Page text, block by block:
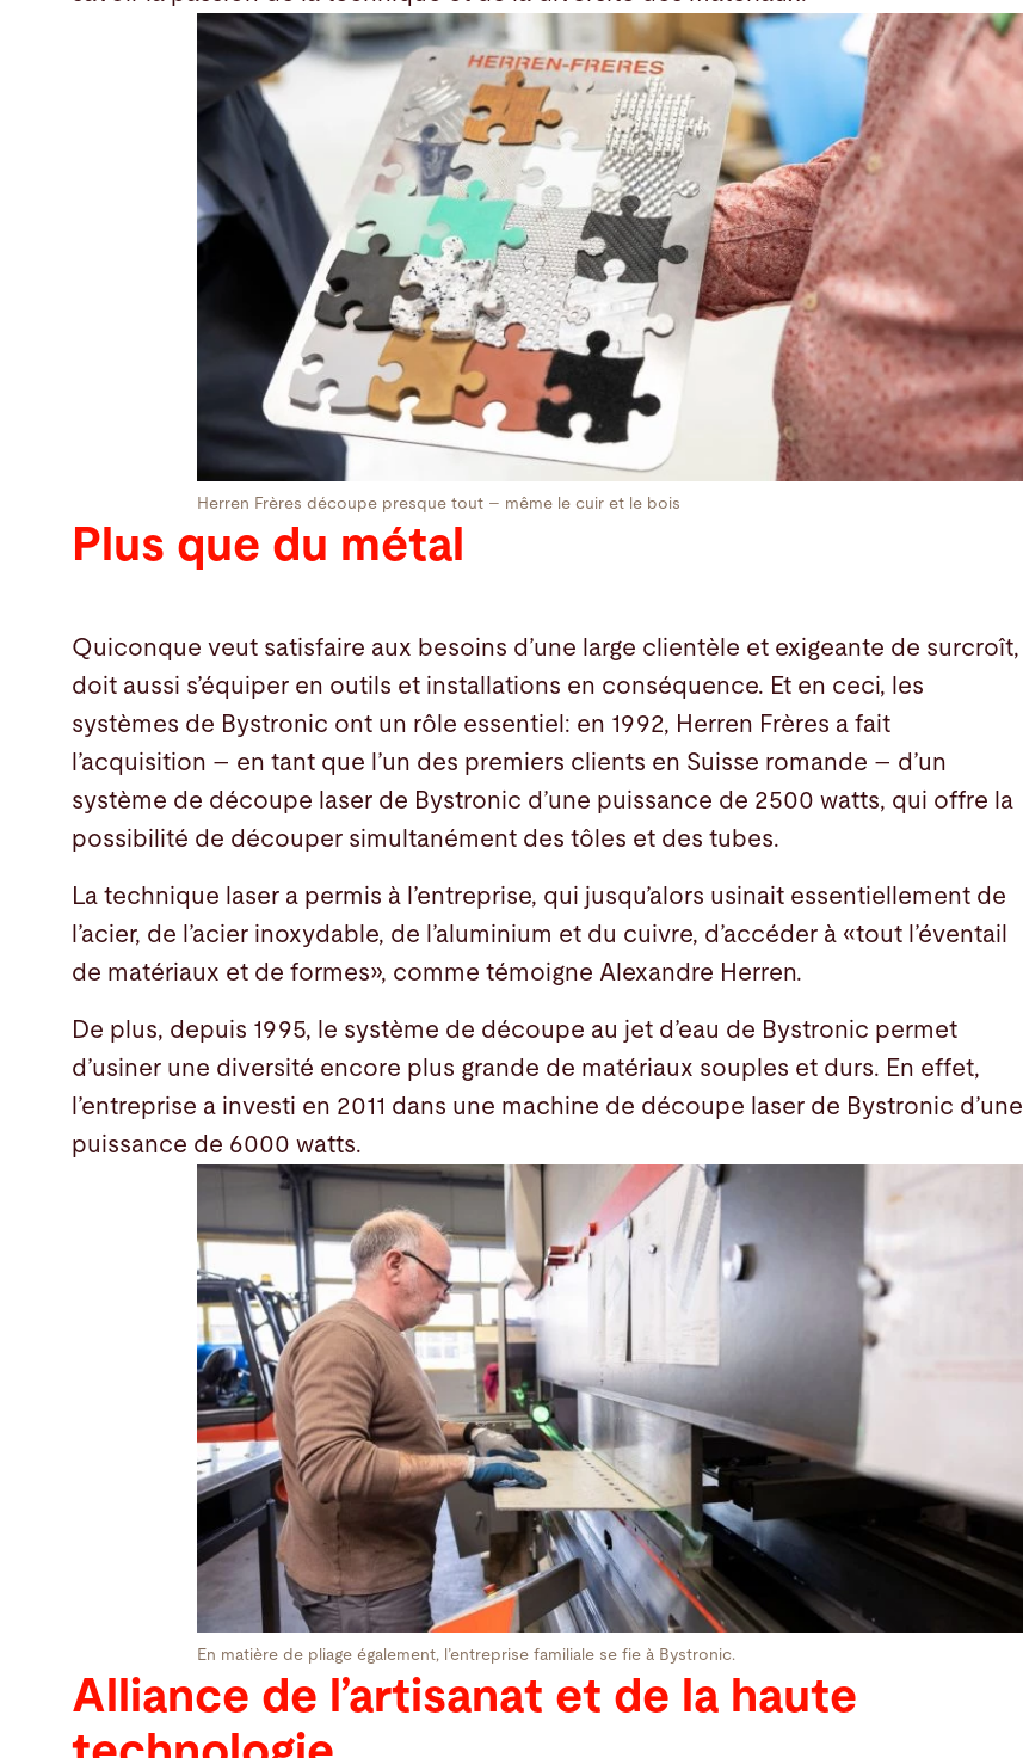
Herren Frères découpe presque tout – même le cuir et le bois
Plus que du métal
Quiconque veut satisfaire aux besoins d’une large clientèle et exigeante de surcroît,
doit aussi s’équiper en outils et installations en conséquence. Et en ceci, les
systèmes de Bystronic ont un rôle essentiel: en 1992, Herren Frères a fait
l’acquisition – en tant que l’un des premiers clients en Suisse romande – d’un
système de découpe laser de Bystronic d’une puissance de 2500 watts, qui offre la
possibilité de découper simultanément des tôles et des tubes.
La technique laser a permis à l’entreprise, qui jusqu’alors usinait essentiellement de
l’acier, de l’acier inoxydable, de l’aluminium et du cuivre, d’accéder à «tout l’éventail
de matériaux et de formes», comme témoigne Alexandre Herren.
De plus, depuis 1995, le système de découpe au jet d’eau de Bystronic permet
d’usiner une diversité encore plus grande de matériaux souples et durs. En effet,
l’entreprise a investi en 2011 dans une machine de découpe laser de Bystronic d’une
puissance de 6000 watts.
En matière de pliage également, l’entreprise familiale se fie à Bystronic.
Alliance de l’artisanat et de la haute